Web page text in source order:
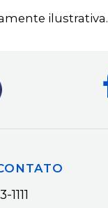
ilustrativa.